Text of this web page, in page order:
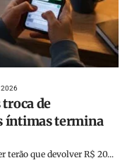
2026
troca de
íntimas termina
terão que devolver R$ 20...